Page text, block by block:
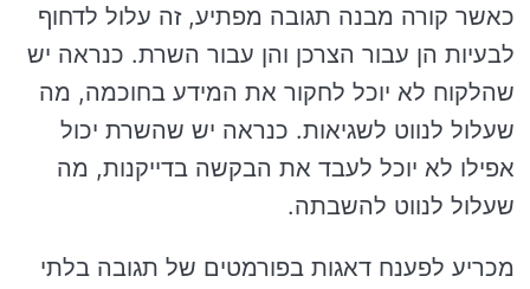
כאשר קורה מבנה תגובה מפתיע, זה עלול לדחוף
לבעיות הן עבור הצרכן והן עבור השרת. כנראה יש
שהלקוח לא יוכל לחקור את המידע בחוכמה, מה
שעלול לנווט לשגיאות. כנראה יש שהשרת יכול
אפילו לא יוכל לעבד את הבקשה בדייקנות, מה
שעלול לנווט להשבתה.
מכריע לפענח דאגות בפורמטים של תגובה בלתי